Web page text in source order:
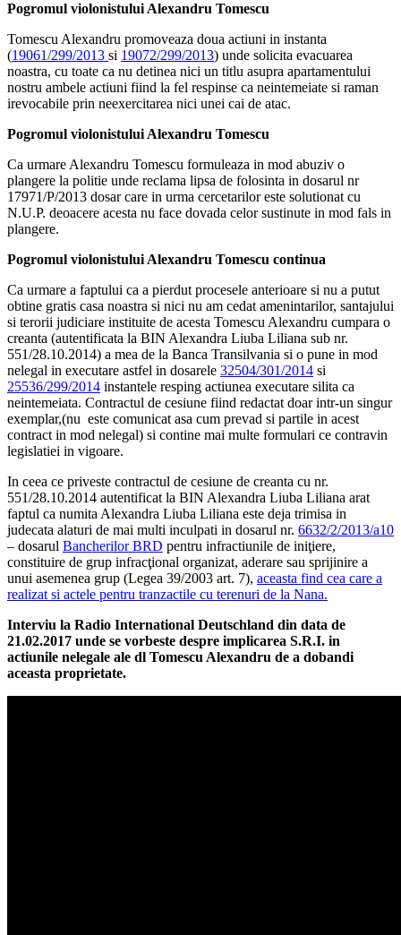
Pogromul violonistului Alexandru Tomescu
Tomescu Alexandru promoveaza doua actiuni in instanta
(19061/299/2013 si 19072/299/2013) unde solicita evacuarea
noastra, cu toate ca nu detinea nici un titlu asupra apartamentului
nostru ambele actiuni fiind la fel respinse ca neintemeiate si raman
irevocabile prin neexercitarea nici unei cai de atac.
Pogromul violonistului Alexandru Tomescu
Ca urmare Alexandru Tomescu formuleaza in mod abuziv o
plangere la politie unde reclama lipsa de folosinta in dosarul nr
17971/P/2013 dosar care in urma cercetarilor este solutionat cu
N.U.P. deoacere acesta nu face dovada celor sustinute in mod fals in
plangere.
Pogromul violonistului Alexandru Tomescu continua
Ca urmare a faptului ca a pierdut procesele anterioare si nu a putut
obtine gratis casa noastra si nici nu am cedat amenintarilor, santajului
si terorii judiciare instituite de acesta Tomescu Alexandru cumpara o
creanta (autentificata la BIN Alexandra Liuba Liliana sub nr.
551/28.10.2014) a mea de la Banca Transilvania si o pune in mod
nelegal in executare astfel in dosarele 32504/301/2014 si
25536/299/2014 instantele resping actiunea executare silita ca
neintemeiata. Contractul de cesiune fiind redactat doar intr-un singur
exemplar,(nu este comunicat asa cum prevad si partile in acest
contract in mod nelegal) si contine mai multe formulari ce contravin
legislatiei in vigoare.
In ceea ce priveste contractul de cesiune de creanta cu nr.
551/28.10.2014 autentificat la BIN Alexandra Liuba Liliana arat
faptul ca numita Alexandra Liuba Liliana este deja trimisa in
judecata alaturi de mai multi inculpati in dosarul nr. 6632/2/2013/a10
– dosarul Bancherilor BRD pentru infractiunile de iniţiere,
constituire de grup infracţional organizat, aderare sau sprijinire a
unui asemenea grup (Legea 39/2003 art. 7), aceasta find cea care a
realizat si actele pentru tranzactile cu terenuri de la Nana.
Interviu la Radio International Deutschland din data de
21.02.2017 unde se vorbeste despre implicarea S.R.I. in
actiunile nelegale ale dl Tomescu Alexandru de a dobandi
aceasta proprietate.